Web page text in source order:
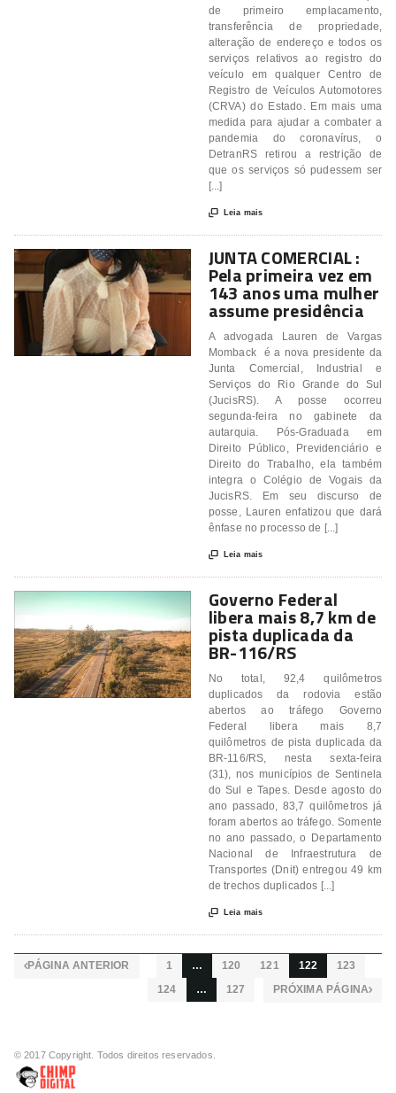
de primeiro emplacamento,
transferência de propriedade,
alteração de endereço e todos os
serviços relativos ao registro do
veículo em qualquer Centro de
Registro de Veículos Automotores
(CRVA) do Estado. Em mais uma
medida para ajudar a combater a
pandemia do coronavírus, o
DetranRS retirou a restrição de
que os serviços só pudessem ser
[...]
 Leia mais
JUNTA COMERCIAL :
Pela primeira vez em
143 anos uma mulher
assume presidência
A advogada Lauren de Vargas
Momback é a nova presidente da
Junta Comercial, Industrial e
Serviços do Rio Grande do Sul
(JucisRS). A posse ocorreu
segunda-feira no gabinete da
autarquia. Pós-Graduada em
Direito Público, Previdenciário e
Direito do Trabalho, ela também
integra o Colégio de Vogais da
JucisRS. Em seu discurso de
posse, Lauren enfatizou que dará
ênfase no processo de [...]
 Leia mais
Governo Federal
libera mais 8,7 km de
pista duplicada da
BR-116/RS
No total, 92,4 quilômetros
duplicados da rodovia estão
abertos ao tráfego Governo
Federal libera mais 8,7
quilômetros de pista duplicada da
BR-116/RS, nesta sexta-feira
(31), nos municípios de Sentinela
do Sul e Tapes. Desde agosto do
ano passado, 83,7 quilômetros já
foram abertos ao tráfego. Somente
no ano passado, o Departamento
Nacional de Infraestrutura de
Transportes (Dnit) entregou 49 km
de trechos duplicados [...]
 Leia mais
PÁGINA ANTERIOR 1 … 120 121 122
123
124
… 127 PRÓXIMA PÁGINA
© 2017 Copyright. Todos direitos reservados.